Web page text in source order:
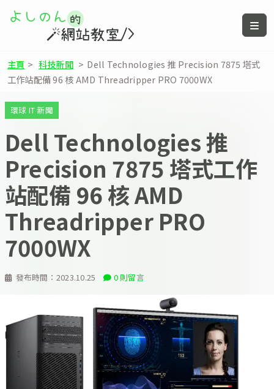
主頁 > 科技新聞 > Dell Technologies 推 Precision 7875 塔式
工作站配備 96 核 AMD Threadripper PRO 7000WX
發布時間： 2023.10.25 0 則留言
環球 IT 新聞
Dell Technologies 推
Precision 7875 塔式工作
站配備 96 核 AMD
Threadripper PRO
7000WX